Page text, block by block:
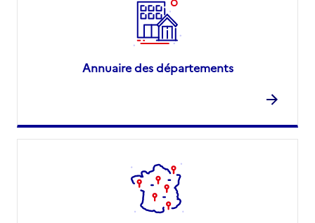
Annuaire des départements